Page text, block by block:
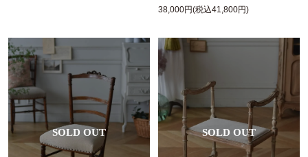
38,000円(税込41,800円)